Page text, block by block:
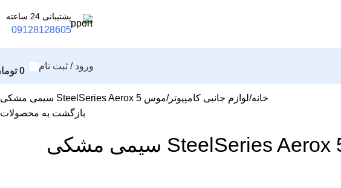
پشتیبانی 24 ساعته
09128128605
ورود / ثبت نام 0
خانه لوازم جانبی کامپیوتر موس SteelSeries Aerox 5 سیمی مشکی
بازگشت به محصولات